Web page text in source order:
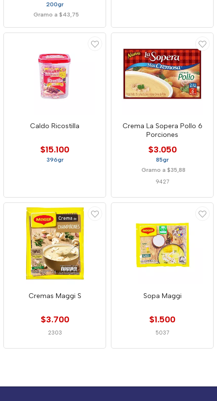
200gr
Gramo a $43,75
Caldo Ricostilla
$15.100
396gr
Crema La Sopera Pollo 6
Porciones
$3.050
85gr
Gramo a $35,88
9427
Cremas Maggi S
$3.700
2303
Sopa Maggi
$1.500
5037